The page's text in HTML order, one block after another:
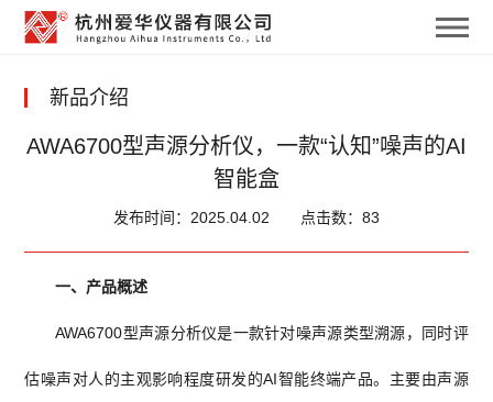
新品介绍
AWA6700型声源分析仪，一款“认知”噪声的AI
智能盒
发布时间：2025.04.02 点击数：83
一、产品概述
AWA6700型声源分析仪是一款针对噪声源类型溯源，同时评
估噪声对人的主观影响程度研发的AI智能终端产品。主要由声源